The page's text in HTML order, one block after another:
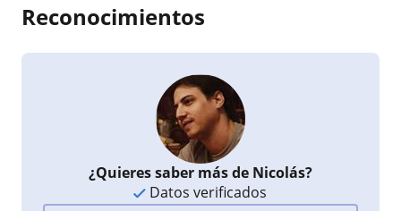
Reconocimientos
¿Quieres saber más de Nicolás?
Datos verificados